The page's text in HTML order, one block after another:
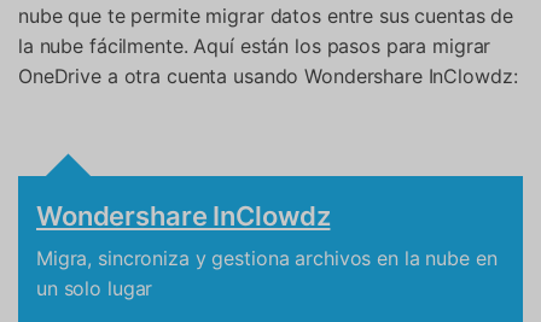
nube que te permite migrar datos entre sus cuentas de
la nube fácilmente. Aquí están los pasos para migrar
OneDrive a otra cuenta usando Wondershare InClowdz:
Wondershare InClowdz
Migra, sincroniza y gestiona archivos en la nube en
un solo lugar